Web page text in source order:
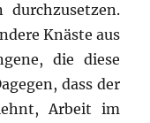
Knäste aus
die diese
dass der
Arbeit im